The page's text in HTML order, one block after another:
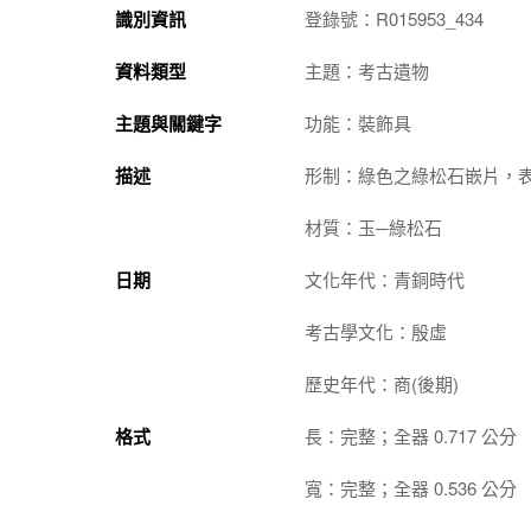
識別資訊 登錄號：R015953_434
資料類型 主題：考古遺物
主題與關鍵字 功能：裝飾具
描述 形制：綠色之綠松石嵌片，
材質：玉─綠松石
日期 文化年代：青銅時代
考古學文化：殷虛
歷史年代：商(後期)
格式 長：完整；全器 0.717 公分
寬：完整；全器 0.536 公分